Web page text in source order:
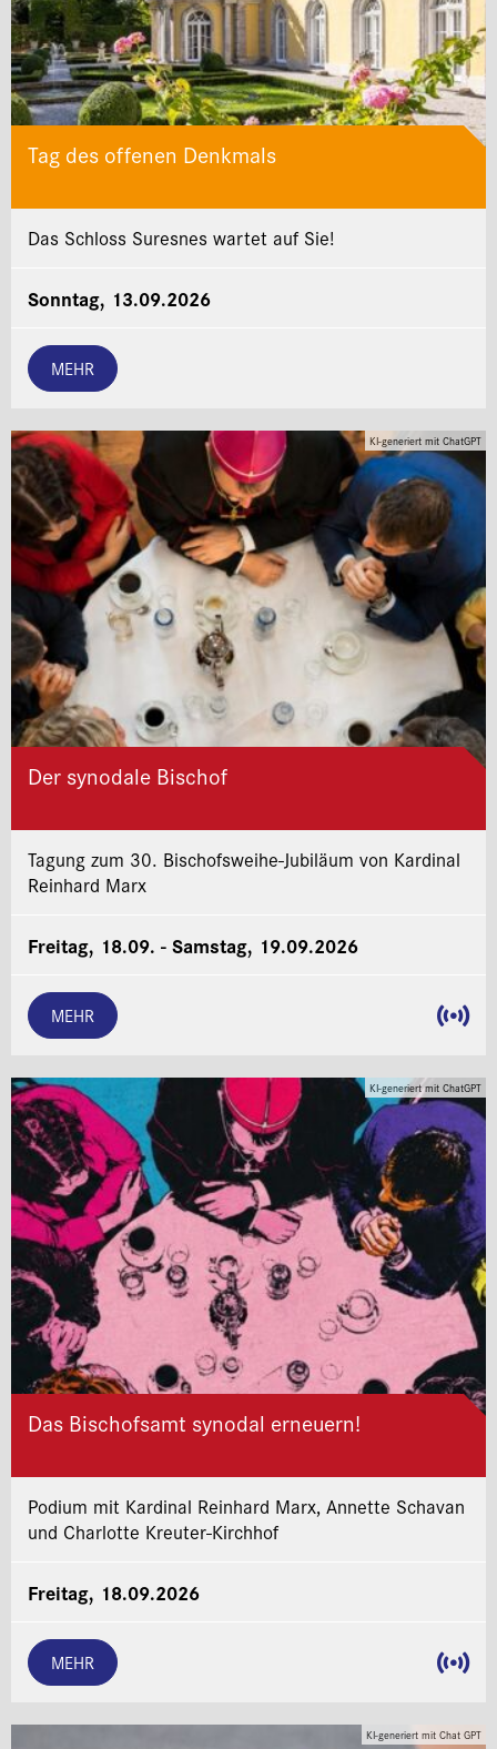
Tag des offenen Denkmals
Das Schloss Suresnes wartet auf Sie!
Sonntag, 13.09.2026
MEHR
KI-generiert mit ChatGPT
Der synodale Bischof
Tagung zum 30. Bischofsweihe-Jubiläum von Kardinal
Reinhard Marx
Freitag, 18.09. - Samstag, 19.09.2026
MEHR
KI-generiert mit ChatGPT
Das Bischofsamt synodal erneuern!
Podium mit Kardinal Reinhard Marx, Annette Schavan
und Charlotte Kreuter-Kirchhof
Freitag, 18.09.2026
MEHR
KI-generiert mit Chat GPT